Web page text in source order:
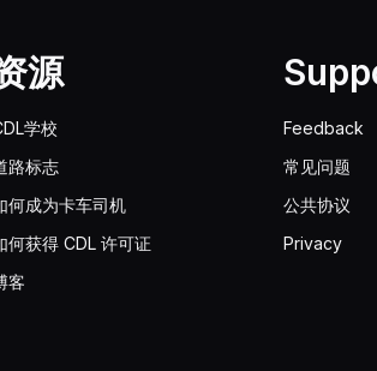
源
学校
路标志
何成为卡车司机
何获得 CDL 许可证
客
Feedback
常见问题
公共协议
Privacy